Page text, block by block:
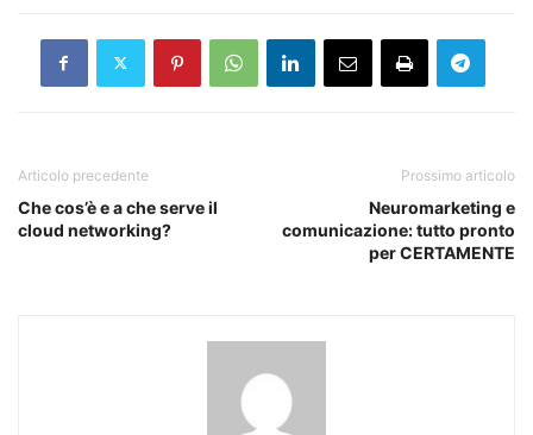
Articolo precedente
Che cos’è e a che serve il
cloud networking?
Prossimo articolo
Neuromarketing e
comunicazione: tutto pronto
per CERTAMENTE